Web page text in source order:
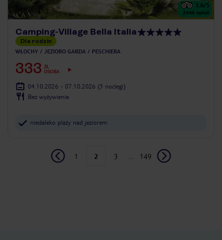
3.6/5
2446 opinii
Camping-Village Bella Italia
Dla rodzin
WŁOCHY JEZIORO GARDA PESCHIERA
333 ZŁ
OSOBA
04.10.2026 - 07.10.2026 (3 noclegi)
Bez wyżywienia
niedaleko plaży nad jeziorem
1 2 3 149